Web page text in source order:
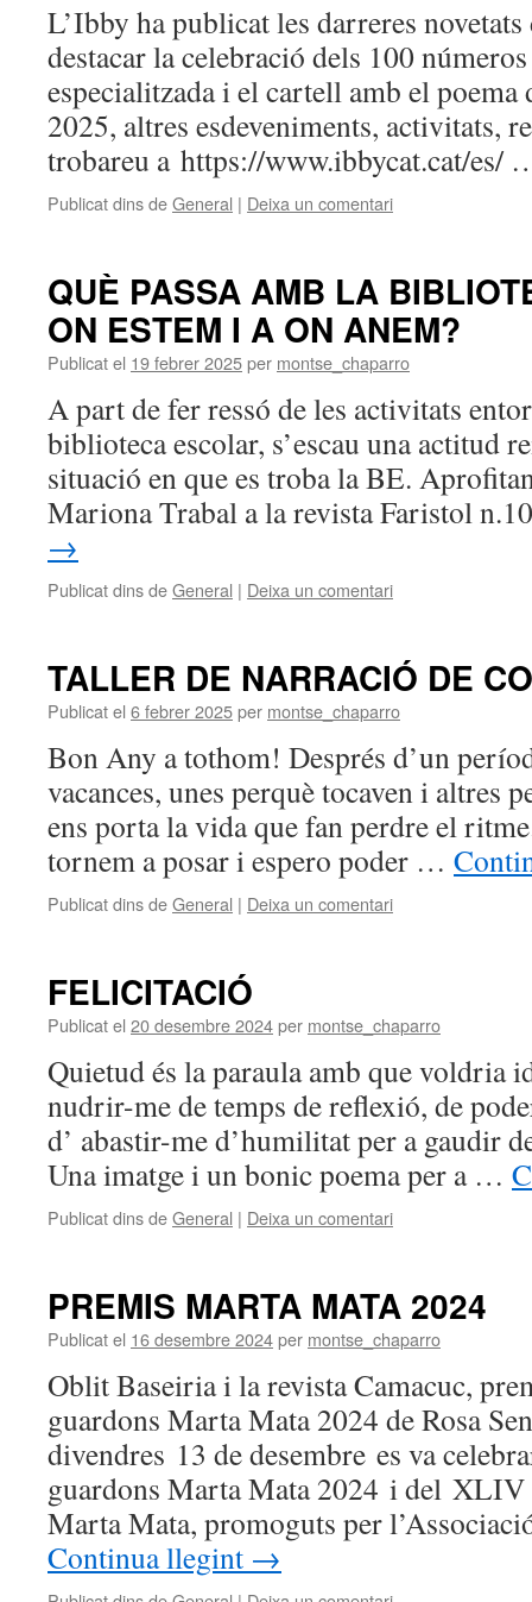
L’Ibby ha publicat les darreres
destacar la celebració dels 100
especialitzada i el cartell amb el poema
2025, altres esdeveniments, activitats,
trobareu a https://www.ibbycat.cat/
Publicat dins deGeneral | Deixa un comentari
QUÈ PASSA AMB LA
ON ESTEM I A ON ANEM?
Publicat el 19 febrer 2025per montse_chaparro
A part de fer ressó de les activitats
biblioteca escolar, s’escau una actitud
situació en que es troba la BE.
Mariona Trabal a la revista Faristol
→
Publicat dins deGeneral | Deixa un comentari
TALLER DE NARRACIÓ DE
Publicat el 6 febrer 2025per montse_chaparro
Bon Any a tothom! Després d’un
vacances, unes perquè tocaven i altres
ens porta la vida que fan perdre el
tornem a posar i espero poder …
Publicat dins deGeneral | Deixa un comentari
FELICITACIÓ
Publicat el 20 desembre 2024per montse_chaparro
Quietud és la paraula amb que voldria
nudrir-me de temps de reflexió, de
d’ abastir-me d’humilitat per a gaudir
Una imatge i un bonic poema per a …
Publicat dins deGeneral | Deixa un comentari
PREMIS MARTA MATA 2024
Publicat el 16 desembre 2024per montse_chaparro
Oblit Baseiria i la revista Camacuc,
guardons Marta Mata 2024 de Rosa
divendres 13 de desembre es va
guardons Marta Mata 2024 i del XLIV
Marta Mata, promoguts per
Continua llegint →